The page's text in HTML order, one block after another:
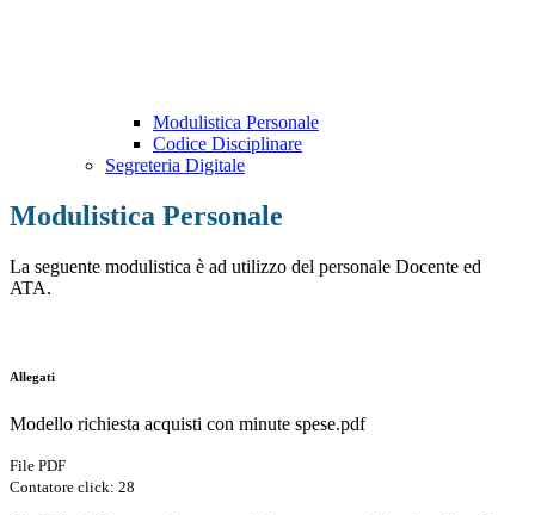
Modulistica Personale
Codice Disciplinare
Segreteria Digitale
Modulistica Personale
La seguente modulistica è ad utilizzo del personale Docente ed
ATA.
Allegati
Modello richiesta acquisti con minute spese.pdf
File PDF
Contatore click: 28